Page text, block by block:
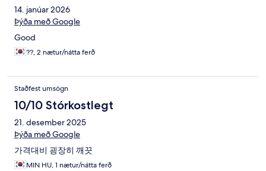
14. janúar 2026
Þýða með Google
Good
??, 2 nætur/nátta ferð
Staðfest umsögn
10/10 Stórkostlegt
21. desember 2025
Þýða með Google
가격대비 굉장히 깨끗
MIN HU, 1 nætur/nátta ferð